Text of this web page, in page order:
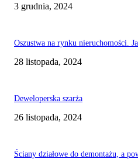
3 grudnia, 2024
Oszustwa na rynku nieruchomości.
28 listopada, 2024
Deweloperska szarża
26 listopada, 2024
Ściany działowe do demontażu, a